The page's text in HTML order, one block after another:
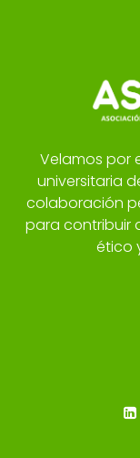
Velamos por
universitaria
colaboración
para contribuir
ético